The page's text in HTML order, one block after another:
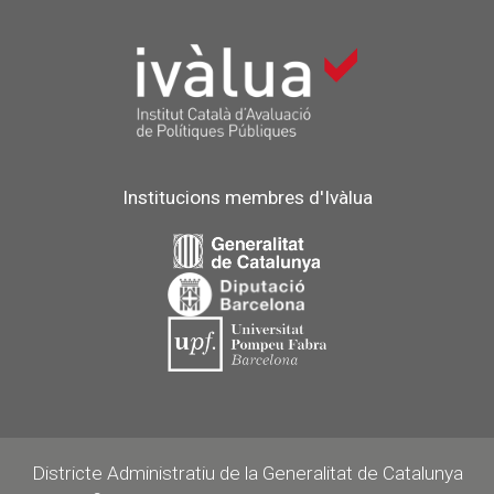
Institucions membres d'Ivàlua
Districte Administratiu de la Generalitat de Catalunya